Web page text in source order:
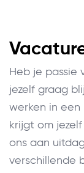
Heb je passie
jezelf graag
werken in
krijgt om
ons aan
verschillende